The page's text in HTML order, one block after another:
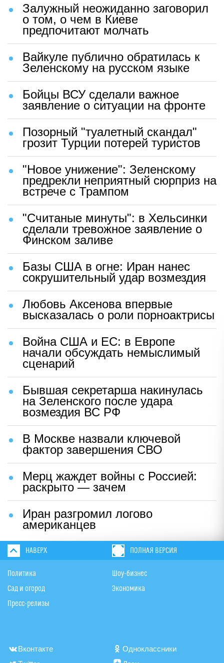
Залужный неожиданно заговорил
о том, о чем в Киеве
предпочитают молчать
Вайкуле публично обратилась к
Зеленскому на русском языке
Бойцы ВСУ сделали важное
заявление о ситуации на фронте
Позорный "туалетный скандал"
грозит Турции потерей туристов
"Новое унижение": Зеленскому
предрекли неприятный сюрприз на
встрече с Трампом
"Считаные минуты": в Хельсинки
сделали тревожное заявление о
Финском заливе
Базы США в огне: Иран нанес
сокрушительный удар возмездия
Любовь Аксенова впервые
высказалась о роли порноактрисы
Война США и ЕС: в Европе
начали обсуждать немыслимый
сценарий
Бывшая секретарша накинулась
на Зеленского после удара
возмездия ВС РФ
В Москве назвали ключевой
фактор завершения СВО
Мерц жаждет войны с Россией:
раскрыто — зачем
Иран разгромил логово
американцев
НАВЕРХ ПОЛНАЯ ВЕРСИЯ
Политика
Сад и огород
Пресс-релизы
Шоу-бизнес
Экономика
Вконтакте
Одноклассники